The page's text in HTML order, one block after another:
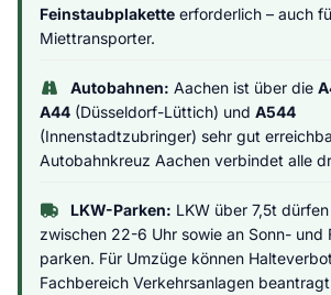
Feinstaubplakette erforderlich – auch
Miettransporter.
Autobahnen: Aachen ist über die
A44 (Düsseldorf-Lüttich) und A544
(Innenstadtzubringer) sehr gut
Autobahnkreuz Aachen verbindet alle
LKW-Parken: LKW über 7,5t
zwischen 22-6 Uhr sowie an Sonn- und
parken. Für Umzüge können
Fachbereich Verkehrsanlagen